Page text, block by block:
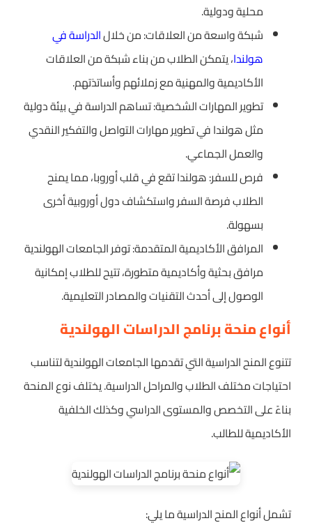
محلية ودولية.
شبكة واسعة من العلاقات: من خلالالدراسة في
هولندا، يتمكن الطلاب من بناء شبكة من العلاقات
الأكاديمية والمهنية مع زملائهم وأساتذتهم.
تطوير المهارات الشخصية: تساهم الدراسة في بيئة دولية
مثل هولندا في تطوير مهارات التواصل والتفكير النقدي
والعمل الجماعي.
فرص للسفر: هولندا تقع في قلب أوروبا، مما يمنح
الطلاب فرصة السفر واستكشاف دول أوروبية أخرى
بسهولة.
المرافق الأكاديمية المتقدمة: توفر الجامعات الهولندية
مرافق بحثية وأكاديمية متطورة، تتيح للطلاب إمكانية
الوصول إلى أحدث التقنيات والمصادر التعليمية.
أنواع منحة برنامج الدراسات الهولندية
تتنوع المنح الدراسية التي تقدمها الجامعات الهولندية لتناسب
احتياجات مختلف الطلاب والمراحل الدراسية. يختلف نوع المنحة
بناءً على التخصص والمستوى الدراسي وكذلك الخلفية
الأكاديمية للطالب.
تشمل أنواع المنح الدراسية ما يلي: